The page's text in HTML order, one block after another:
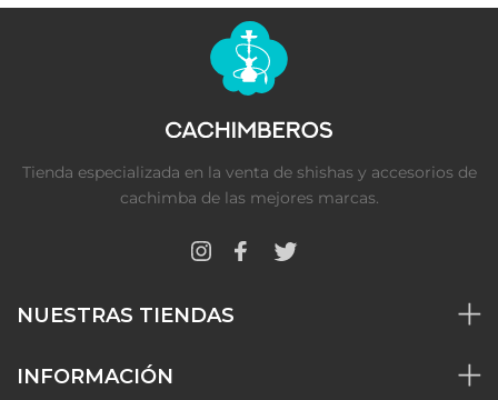
Tienda especializada en la venta de shishas y accesorios de
cachimba de las mejores marcas.
NUESTRAS TIENDAS
INFORMACIÓN